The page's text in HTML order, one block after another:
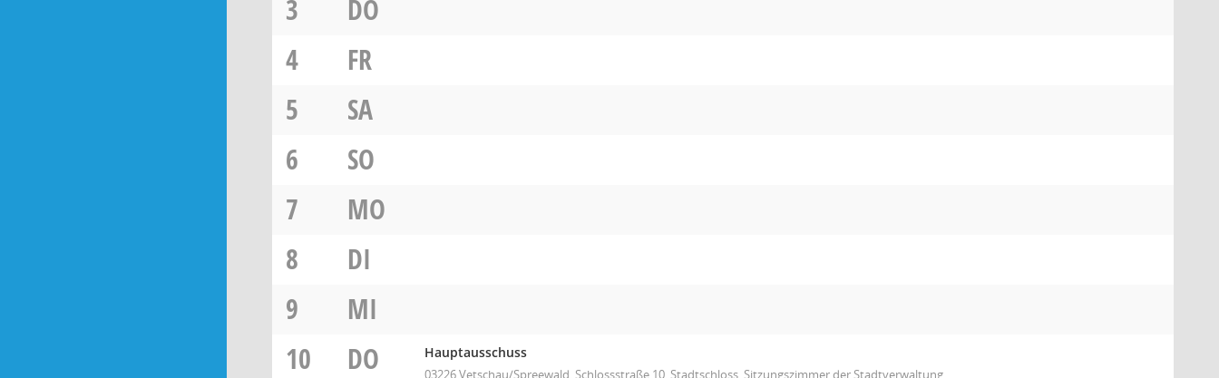
3
DO
4
FR
5
SA
6
SO
7
MO
8
DI
9
MI
10
DO Hauptausschuss
03226 Vetschau/Spreewald, Schlossstraße 10, Stadtschloss, Sitzungszimmer der Stadtverwaltung